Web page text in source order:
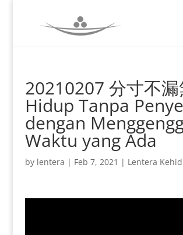
20210207 分寸不
Hidup Tanpa
dengan
Waktu yang Ada
by lentera | Feb 7, 2021 | Lentera